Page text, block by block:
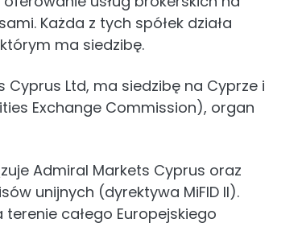
Każda z tych spółek działa
ma siedzibę.
Cyprus Ltd, ma siedzibę na Cyprze i
Exchange Commission), organ
Admiral Markets Cyprus oraz
unijnych (dyrektywa MiFID II).
całego Europejskiego